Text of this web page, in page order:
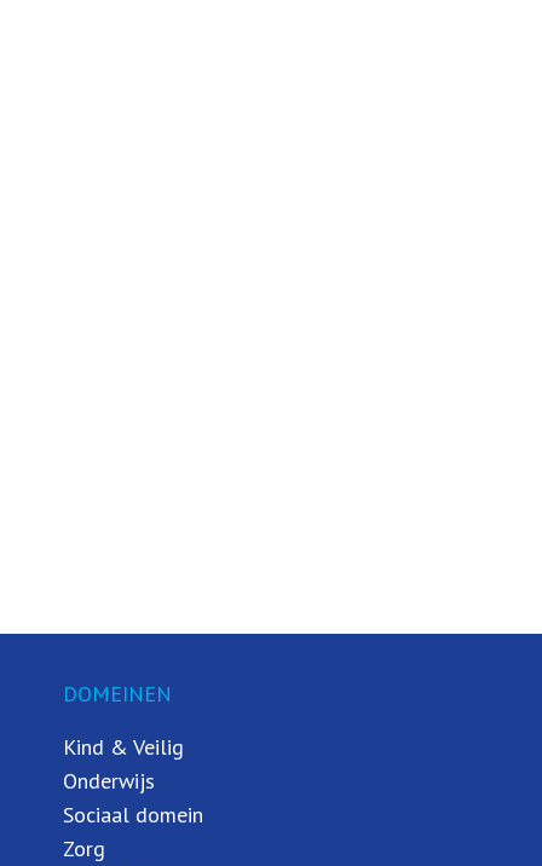
DOMEINEN
Kind & Veilig
Onderwijs
Sociaal domein
Zorg